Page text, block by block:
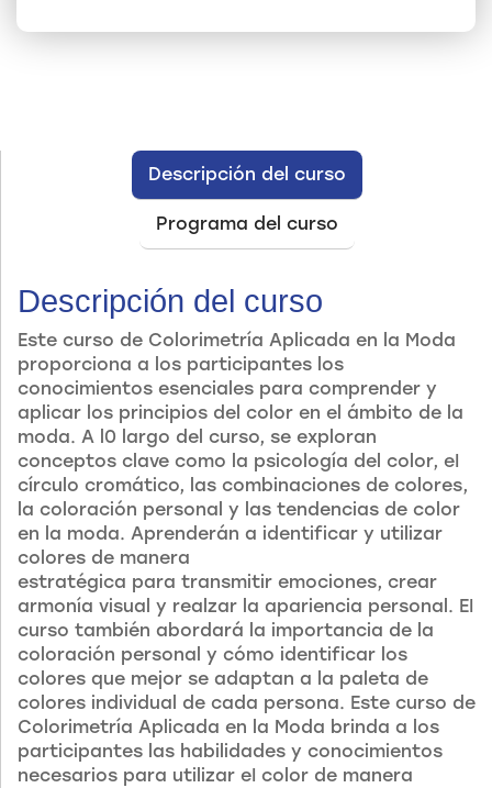
Descripción del curso
Programa del curso
Descripción del curso
Este curso de Colorimetría Aplicada en la Moda
proporciona a los participantes los
conocimientos esenciales para comprender y
aplicar los principios del color en el ámbito de la
moda. A l0 largo del curso, se exploran
conceptos clave como la psicología del color, eI
círculo cromático, las combinaciones de colores,
la coloración personal y las tendencias de color
en la moda. Aprenderán a identificar y utilizar
colores de manera
estratégica para transmitir emociones, crear
armonía visual y realzar la apariencia personal. EI
curso también abordará la importancia de la
coloración personal y cómo identificar los
colores que mejor se adaptan a la paleta de
colores individual de cada persona. Este curso de
Colorimetría Aplicada en la Moda brinda a los
participantes las habilidades y conocimientos
necesarios para utilizar eI color de manera